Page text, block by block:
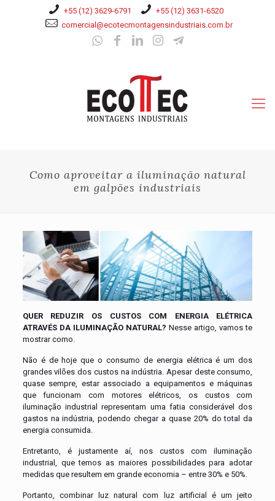
+55 (12) 3629-6791
+55 (12) 3631-6520
comercial@ecotecmontagensindustriais.com.br
Como aproveitar a iluminação natural
em galpões industriais
QUER REDUZIR OS CUSTOS COM ENERGIA ELÉTRICA
ATRAVÉS DA ILUMINAÇÃO NATURAL? Nesse artigo, vamos te
mostrar como.
Não é de hoje que o consumo de energia elétrica é um dos
grandes vilões dos custos na indústria. Apesar deste consumo,
quase sempre, estar associado a equipamentos e máquinas
que funcionam com motores elétricos, os custos com
iluminação industrial representam uma fatia considerável dos
gastos na indústria, podendo chegar a quase 20% do total da
energia consumida.
Entretanto, é justamente aí, nos custos com iluminação
industrial, que temos as maiores possibilidades para adotar
medidas que resultem em grande economia – entre 30% e 50%.
Portanto, combinar luz natural com luz artificial é um jeito